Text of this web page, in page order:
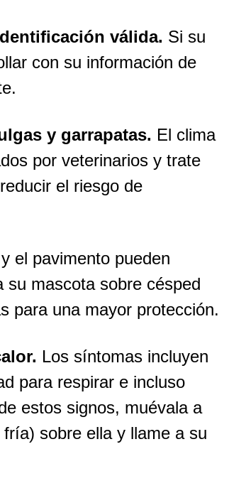
válida. Si su
con su información de
y garrapatas. El clima
por veterinarios y trate
el riesgo de
el pavimento pueden
su mascota sobre césped
para una mayor protección.
Los síntomas incluyen
para respirar e incluso
estos signos, muévala a
sobre ella y llame a su